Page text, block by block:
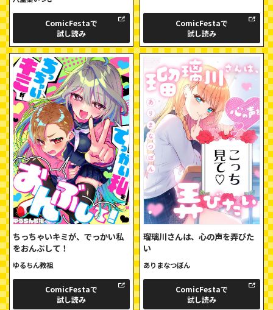
ComicFestaで
試し読み
ComicFestaで
試し読み
ちっちゃいキミが、でっかい私
をおんぶして！
ゆるちん教祖
ComicFestaで
試し読み
瑠璃川さんは、心の声を弄びた
い
ありまなつぼん
ComicFestaで
試し読み